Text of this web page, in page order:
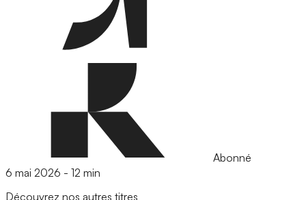
Abonné
6 mai 2026 - 12 min
Découvrez nos autres titres